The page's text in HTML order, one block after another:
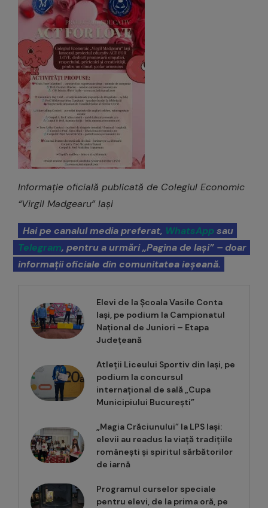
Informație oficială publicată de Colegiul Economic
“Virgil Madgearu” Iași
Hai pe canalul media preferat, WhatsAppsau
Telegram, pentru a urmări „Pagina de Iași” – doar
informații oficiale din comunitatea ieșeană.
Elevi de la Școala Vasile Conta
Iași, pe podium la Campionatul
Național de Juniori – Etapa
Județeană
Atleții Liceului Sportiv din Iași, pe
podium la concursul
internațional de sală „Cupa
Municipiului București”
„Magia Crăciunului” la LPS Iași:
elevii au readus la viață tradițiile
românești și spiritul sărbătorilor
de iarnă
Programul curselor speciale
pentru elevi, de la prima oră, pe